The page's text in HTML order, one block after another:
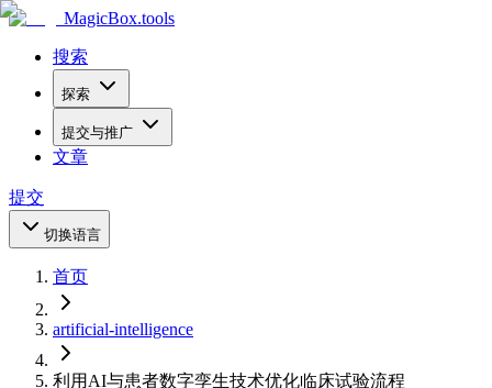
MagicBox.tools
搜索
探索
提交与推广
文章
提交
切换语言
首页
artificial-intelligence
利用AI与患者数字孪生技术优化临床试验流程